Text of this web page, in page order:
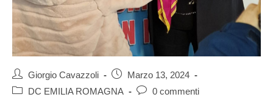
Giorgio Cavazzoli
Marzo 13, 2024
DC EMILIA ROMAGNA
0 commenti